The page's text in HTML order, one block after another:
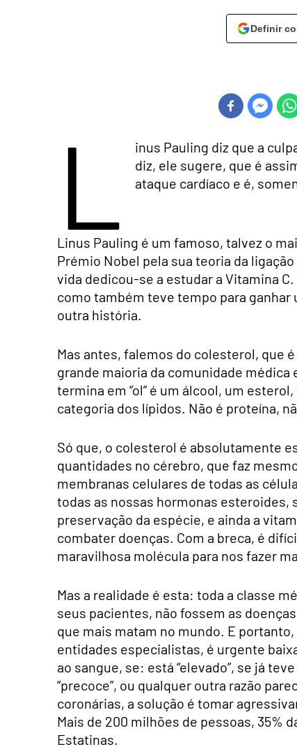
Definir
L
inus Pauling diz que a
diz, ele sugere, que é
ataque cardíaco e é,
Linus Pauling é um famoso, talvez o
Prémio Nobel pela sua teoria da
vida dedicou-se a estudar a Vitamina
como também teve tempo para ganhar
outra história.
Mas antes, falemos do colesterol, que
grande maioria da comunidade
termina em “ol” é um álcool, um
categoria dos lípidos. Não é proteína,
Só que, o colesterol é absolutamente
quantidades no cérebro, que faz
membranas celulares de todas as
todas as nossas hormonas esteroides,
preservação da espécie, e ainda a
combater doenças. Com a breca, é
maravilhosa molécula para nos fazer
Mas a realidade é esta: toda a classe
seus pacientes, não fossem as
que mais matam no mundo. E
entidades especialistas, é urgente
ao sangue, se: está “elevado”, se já
“precoce”, ou qualquer outra razão
coronárias, a solução é tomar
Mais de 200 milhões de pessoas, 35%
Estatinas.